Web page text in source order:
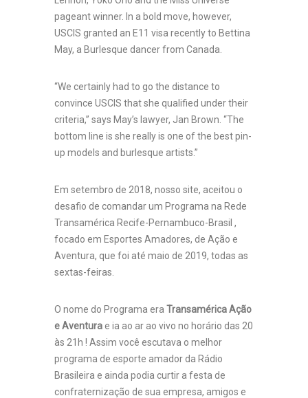
pageant winner. In a bold move, however,
USCIS granted an E11 visa recently to Bettina
May, a Burlesque dancer from Canada.
“We certainly had to go the distance to
convince USCIS that she qualified under their
criteria,” says May’s lawyer, Jan Brown. “The
bottom line is she really is one of the best pin-
up models and burlesque artists.”
Em setembro de 2018, nosso site, aceitou o
desafio de comandar um Programa na Rede
Transamérica Recife-Pernambuco-Brasil ,
focado em Esportes Amadores, de Ação e
Aventura, que foi até maio de 2019, todas as
sextas-feiras.
O nome do Programa era Transamérica Ação
e Aventurae ia ao ar ao vivo no horário das 20
às 21h ! Assim você escutava o melhor
programa de esporte amador da Rádio
Brasileira e ainda podia curtir a festa de
confraternização de sua empresa, amigos e